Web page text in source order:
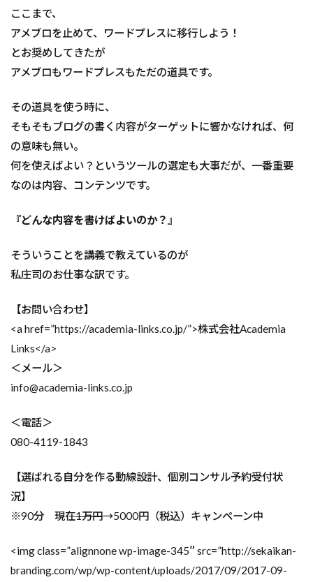
ここまで、
アメブロを止めて、ワードプレスに移行しよう！
とお奨めしてきたが
アメブロもワードプレスもただの道具です。
その道具を使う時に、
そもそもブログの書く内容がターゲットに響かなければ、何
の意味も無い。
何を使えばよい？というツールの選定も大事だが、一番重要
なのは内容、コンテンツです。
『どんな内容を書けばよいのか？』
そういうことを講義で教えているのが
私庄司のお仕事な訳です。
【お問い合わせ】
<a href=”https://academia-links.co.jp/”>株式会社Academia
Links</a>
＜メール＞
info@academia-links.co.jp
＜電話＞
080-4119-1843
【選ばれる自分を作る動線設計、個別コンサル予約受付状
況】
※90分 現在1万円→5000円（税込）キャンペーン中
<img class=”alignnone wp-image-345″ src=”http://sekaikan-
branding.com/wp/wp-content/uploads/2017/09/2017-09-